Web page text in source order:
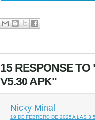
15 RESPONSE
V5.30 APK"
Nicky Minal
19 DE FEBRERO DE 2025 A LAS